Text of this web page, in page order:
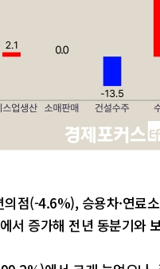
의점(-4.6%), 승용차·연
증가해 전년 동분기와